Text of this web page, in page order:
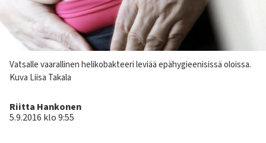
Kuvateksti
Vatsalle vaarallinen helikobakteeri leviää epähygieenisissä oloissa.
Kuva Liisa Takala
Kirjoittaja
Riitta Hankonen
5.9.2016 klo 9:55